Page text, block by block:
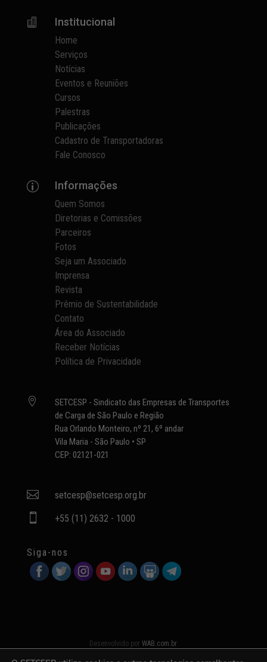
 Institucional
Home
Serviços
Notícias
Eventos e Reuniões
Cursos
Palestras
Publicações
Cadastro de Transportadoras
Fale Conosco
p Informações
Quem Somos
Diretorias e Comissões
Parceiros
Fotos
Seja um Associado
Imprensa
Revista
Prêmio de Sustentabilidade
Contato
Área do Associado
Receber Notícias
Política de Privacidade

SETCESP - Sindicato das Empresas de Transportes
de Carga de São Paulo e Região
Rua Orlando Monteiro, nº 21, 6º andar
Vila Maria - São Paulo • SP
CEP: 02121-021
 setcesp@setcesp.org.br
 +55 (11) 2632 - 1000
Siga-nos
Desenvolvido porWAB.com.br